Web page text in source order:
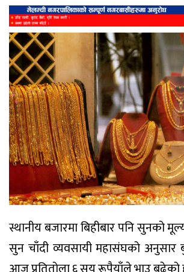
स्थानीय बजारमा बिहीबार पनि सुनको
सुन चाँदी व्यवसायी महासंघको अनुसार